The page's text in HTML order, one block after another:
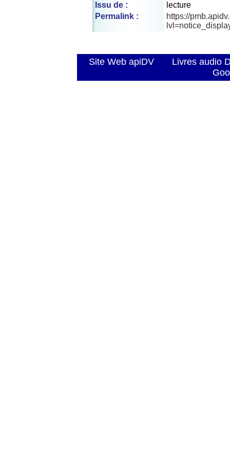
Issu de :
lecture
Permalink :
https://
Site Web apiDV
Livres audio